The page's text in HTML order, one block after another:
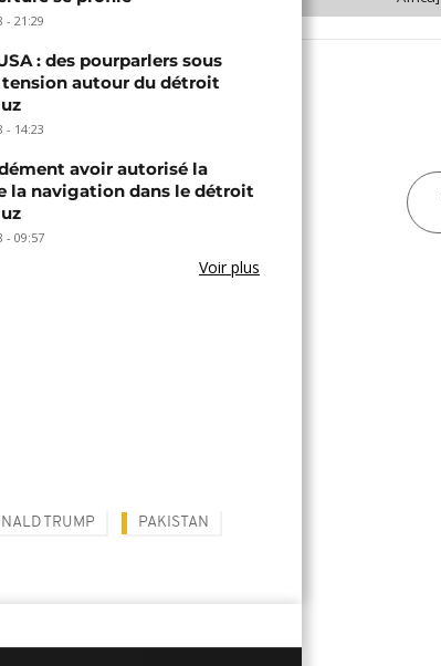
- 21:29
: des pourparlers sous
tension autour du détroit
- 14:23
avoir autorisé la
la navigation dans le détroit
- 09:57
Voir plus
TRUMP PAKISTAN